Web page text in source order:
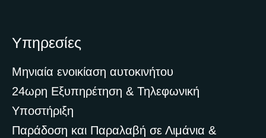
Υπηρεσίες
Μηνιαία ενοικίαση αυτοκινήτου
24ωρη Εξυπηρέτηση & Τηλεφωνική
Υποστήριξη
Παράδοση και Παραλαβή σε Λιμάνια &